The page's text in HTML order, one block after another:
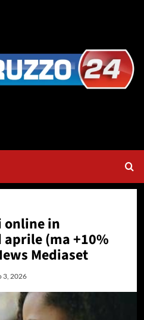
online in
(ma +10%
Mediaset
3, 2026